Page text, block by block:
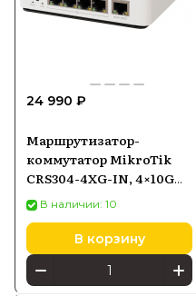
24 990 ₽
Маршрутизатор-
коммутатор MikroTik
CRS304-4XG-IN, 4×10G
Ethernet, 1×Gigabit
Ethernet, PoE-in
В наличии: 10
В корзину